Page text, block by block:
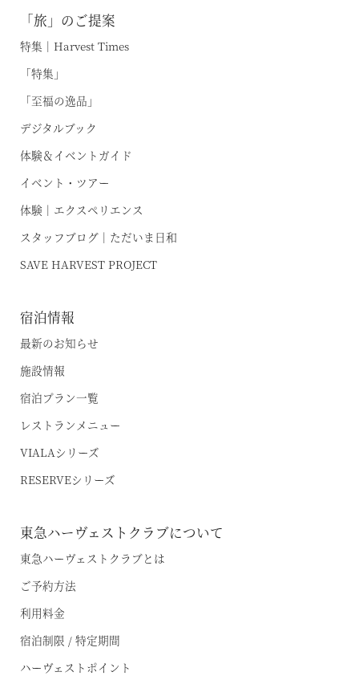
オンライン予約はこちら
法人予約（代行）はこちら
「旅」のご提案
特集｜Harvest Times
「特集」
「至福の逸品」
デジタルブック
体験＆イベントガイド
イベント・ツアー
体験｜エクスペリエンス
スタッフブログ｜ただいま日和
SAVE HARVEST PROJECT
宿泊情報
最新のお知らせ
施設情報
宿泊プラン一覧
レストランメニュー
VIALAシリーズ
RESERVEシリーズ
東急ハーヴェストクラブについて
東急ハーヴェストクラブとは
ご予約方法
利用料金
宿泊制限 / 特定期間
ハーヴェストポイント